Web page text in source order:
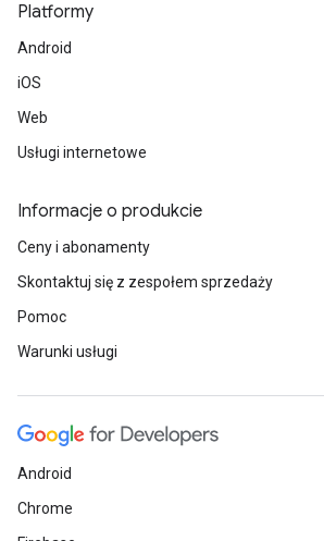
Platformy
Android
iOS
Web
Usługi internetowe
Informacje o produkcie
Ceny i abonamenty
Skontaktuj się z zespołem sprzedaży
Pomoc
Warunki usługi
Android
Chrome